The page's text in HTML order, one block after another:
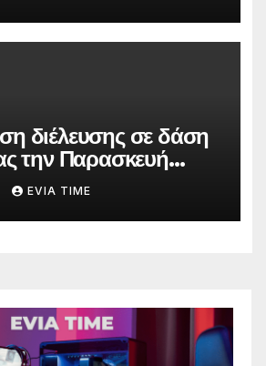
διέλευσης σε δάση
την Παρασκευή
κινδύνου
EVIA TIME